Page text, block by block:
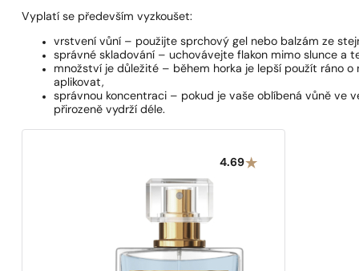
Vyplatí se především vyzkoušet:
vrstvení vůní – použijte sprchový gel nebo balzám ze
správné skladování – uchovávejte flakon mimo slunce a
množství je důležité – během horka je lepší použít ráno
aplikovat,
správnou koncentraci – pokud je vaše oblíbená vůně ve
přirozeně vydrží déle.
4.69